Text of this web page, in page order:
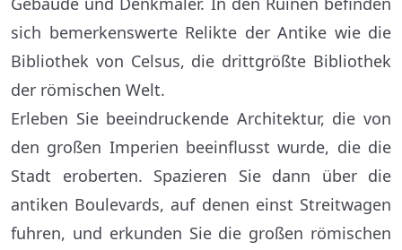
sich bemerkenswerte Relikte der Antike wie die
Bibliothek von Celsus, die drittgrößte Bibliothek
der römischen Welt.
Erleben Sie beeindruckende Architektur, die von
den großen Imperien beeinflusst wurde, die die
Stadt eroberten. Spazieren Sie dann über die
antiken Boulevards, auf denen einst Streitwagen
fuhren, und erkunden Sie die großen römischen